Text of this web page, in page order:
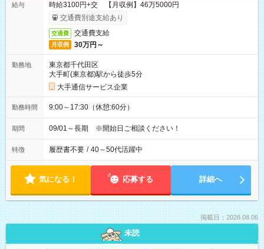
給与
時給3100円+交 【月収例】46万5000円
交通費別途支給あり
交通費 交通費支給
月収例 30万円～
勤務地
東京都千代田区
大手町(東京都)駅から徒歩5分
大手通信サービス企業
勤務時間 9:00～17:30（休憩:60分）
期間 09/01～長期 ※開始日ご相談ください！
特徴 履歴書不要 / 40～50代活躍中
気になる！ 応募する 詳細へ
掲載日：2026.08.06
未読